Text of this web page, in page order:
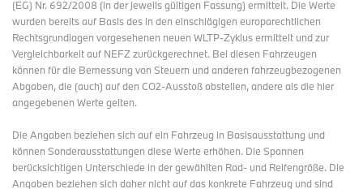
Enduro Paket Pro als Sonderausstattung mit 18- statt 17-Zoll-
Hinterrad für maximale Offroad-Performance.
Während die übrigen Modelle der BMW R 12 Baureihe auf reinen
Straßenbetrieb ausgelegt sind,trägt die neue BMW R 12 G/S mit
ihren Kreuzspeichenrädern dem Anspruch als voll
geländetaugliche Enduro Rechnung. Entsprechend ist sie vorne
mit einem 21-Zoll-Rad ausgestattet. An der Hinterhand kommt
serienmäßig ein 17-Zoll-Rad zum Einsatz. Für noch mehr
Geländetauglichkeit steht über das Enduro Paket Pro ein 18-Zoll-
Hinterrad zur Verfügung.
(EG) Nr. 692/2008 (in der jeweils gültigen Fassung) ermittelt. Die Werte
wurden bereits auf Basis des in den einschlägigen europarechtlichen
Rechtsgrundlagen vorgesehenen neuen WLTP-Zyklus ermittelt und zur
Vergleichbarkeit auf NEFZ zurückgerechnet. Bei diesen Fahrzeugen
können für die Bemessung von Steuern und anderen fahrzeugbezogenen
Abgaben, die (auch) auf den CO2-Ausstoß abstellen, andere als die hier
angegebenen Werte gelten.
Die Angaben beziehen sich auf ein Fahrzeug in Basisausstattung und
können Sonderausstattungen diese Werte erhöhen. Die Spannen
berücksichtigen Unterschiede in der gewählten Rad- und Reifengröße. Die
Angaben beziehen sich daher nicht auf das konkrete Fahrzeug und sind